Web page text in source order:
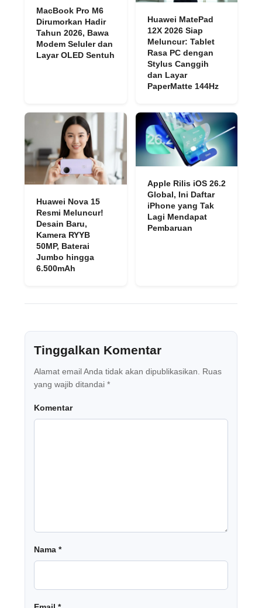
MacBook Pro M6
Dirumorkan Hadir
Tahun 2026, Bawa
Modem Seluler dan
Layar OLED Sentuh
Huawei MatePad
12X 2026 Siap
Meluncur: Tablet
Rasa PC dengan
Stylus Canggih
dan Layar
PaperMatte 144Hz
Huawei Nova 15
Resmi Meluncur!
Desain Baru,
Kamera RYYB
50MP, Baterai
Jumbo hingga
6.500mAh
Apple Rilis iOS 26.2
Global, Ini Daftar
iPhone yang Tak
Lagi Mendapat
Pembaruan
Tinggalkan Komentar
Alamat email Anda tidak akan dipublikasikan.
Ruas
yang wajib ditandai *
Komentar
Nama *